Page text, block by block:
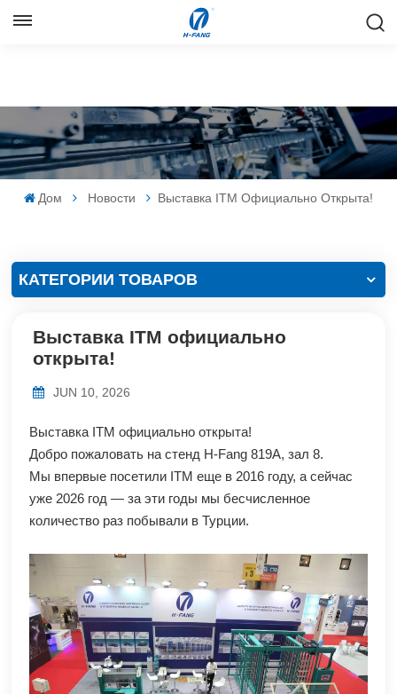
Русский
Español
Дом Новости Выставка ITM Официально Открыта!
КАТЕГОРИИ ТОВАРОВ
Выставка ITM официально
открыта!
JUN 10, 2026
Выставка ITM официально открыта!
Добро пожаловать на стенд H-Fang 819A, зал 8.
Мы впервые посетили ITM еще в 2016 году, а сейчас
уже 2026 год — за эти годы мы бесчисленное
количество раз побывали в Турции.